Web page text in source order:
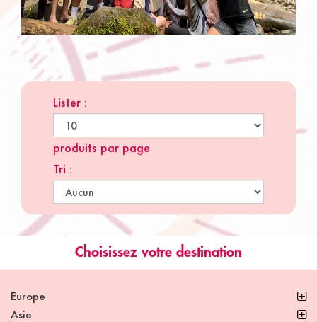
Lister :
produits par page
Tri :
Choisissez votre destination
Europe
Asie